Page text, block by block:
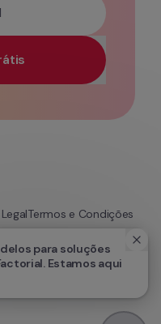
para obter
para soluções
Estamos aqui
Termos e Condições